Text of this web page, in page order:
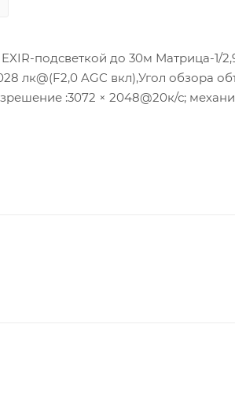
подсветкой до 30м Матрица-1/
лк@(F2,0 AGC вкл),Угол обзора
:3072 × 2048@20к/с;
условия:-30 °C to +60